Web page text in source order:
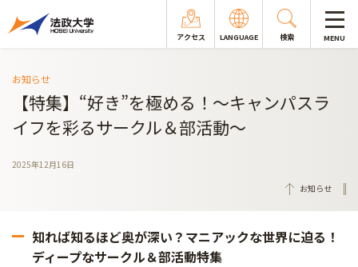
アクセス LANGUAGE 検索 MENU
お知らせ
【特集】“好き”を極める！～キャンパスラ
イフを彩るサークル＆部活動～
2025年12月16日
お知らせ
知れば知るほど奥が深い？マニアックな世界に迫る！
ディープなサークル＆部活動特集